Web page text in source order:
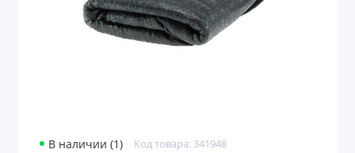
В наличии (1) Код товара: 341948